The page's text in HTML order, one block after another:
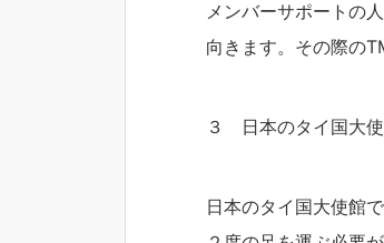
メンバーサポートの
向きます。その際の
３ 日本のタイ国大
日本のタイ国大使館